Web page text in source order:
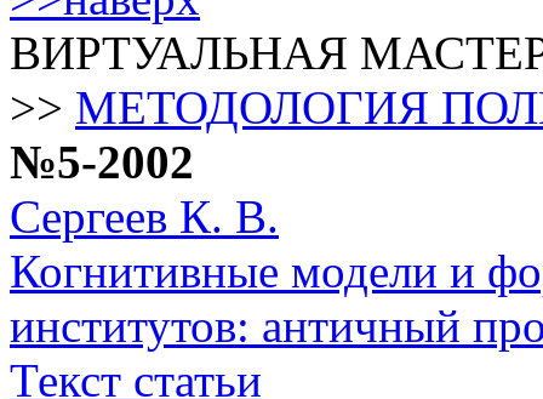
ВИРТУАЛЬНАЯ
>> МЕТОДОЛОГИЯ
№5-2002
Сергеев К. В.
Когнитивные модели и
институтов: античный
Текст статьи